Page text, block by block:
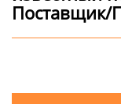
Поставщик/